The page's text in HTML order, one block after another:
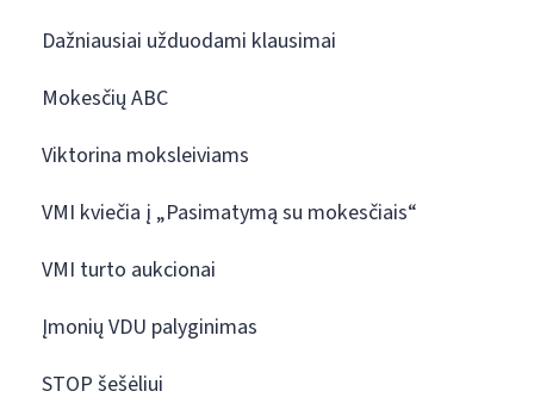
Dažniausiai užduodami klausimai
Mokesčių ABC
Viktorina moksleiviams
VMI kviečia į „Pasimatymą su mokesčiais“
VMI turto aukcionai
Įmonių VDU palyginimas
STOP šešėliui